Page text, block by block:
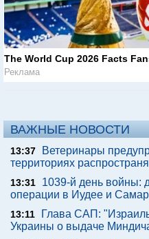
The World Cup 2026 Facts
Реклама
ВАЖНЫЕ НОВОСТИ
13:37
Ветеринары
территориях
13:31
1039-й день войны:
операции в Иудее и
13:11
Глава САП:
Украины о выдаче